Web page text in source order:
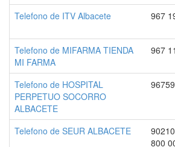
Telefono de ITV Albacete
967
Telefono de MIFARMA TIENDA
MI FARMA
967
Telefono de HOSPITAL
PERPETUO SOCORRO
ALBACETE
Telefono de SEUR ALBACETE
800